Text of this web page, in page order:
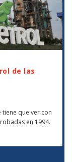
de las
tiene que ver con
en 1994.